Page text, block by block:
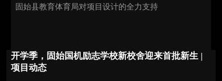
固始县教育体育局对项目设计的全力支持
开学季，固始国机励志学校新校舍迎来首批新生 |
项目动态